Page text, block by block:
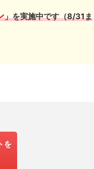
」を実施中です（8/31ま
を